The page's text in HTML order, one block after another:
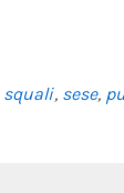
squali, sese,